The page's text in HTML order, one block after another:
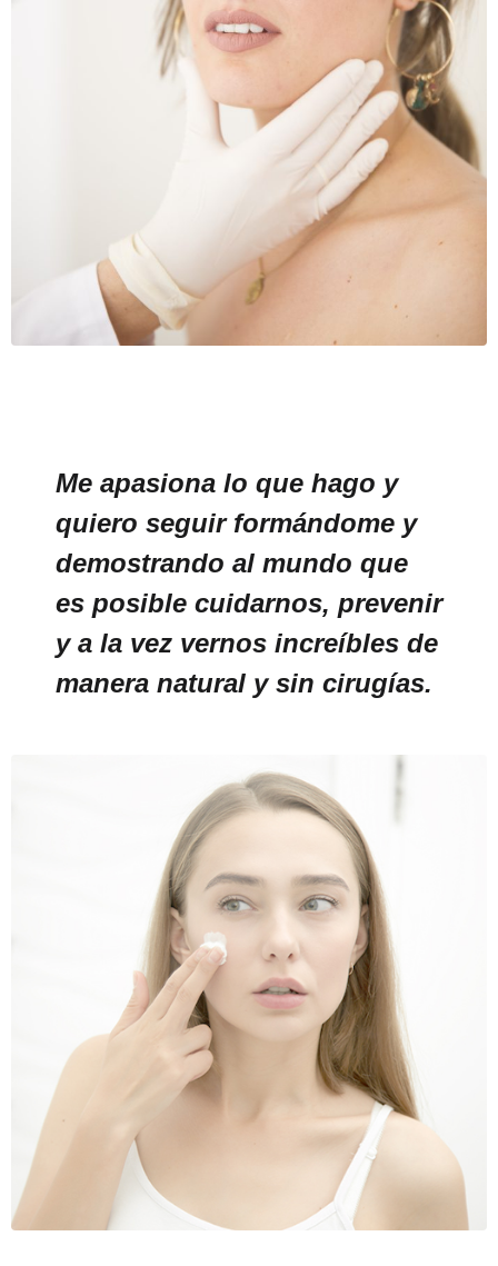
Me apasiona lo que hago y
quiero seguir formándome y
demostrando al mundo que
es posible cuidarnos, prevenir
y a la vez vernos increíbles de
manera natural y sin cirugías.